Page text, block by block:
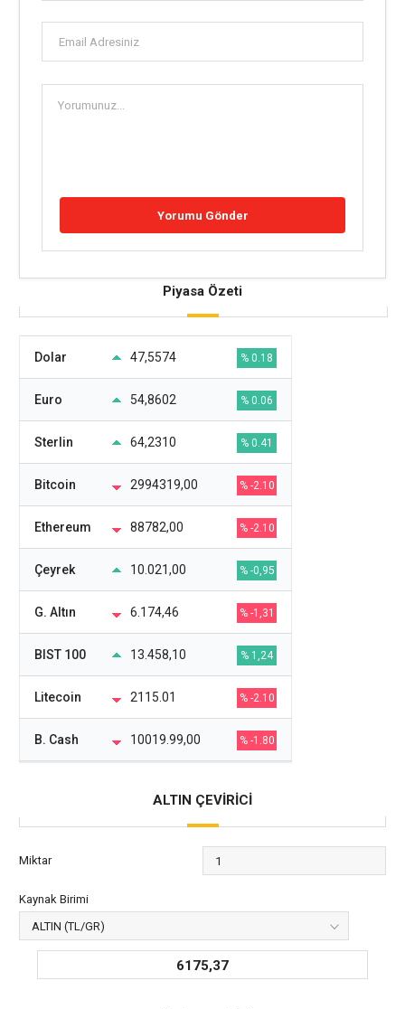
Piyasa Özeti
Dolar 47,5574 % 0.18
Euro 54,8602 % 0.06
Sterlin 64,2310 % 0.41
Bitcoin 2994319,00 % -2.10
Ethereum 88782,00 % -2.10
Çeyrek 10.021,00 % -0,95
G. Altın 6.174,46 % -1,31
BIST 100 13.458,10 % 1,24
Litecoin 2115.01 % -2.10
B. Cash 10019.99,00 % -1.80
ALTIN ÇEVİRİCİ
Miktar
Kaynak Birimi
6175,37